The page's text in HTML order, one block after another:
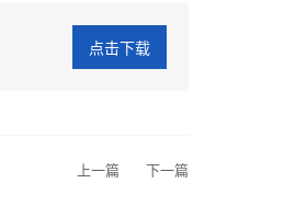
点击下载
上一篇 下一篇